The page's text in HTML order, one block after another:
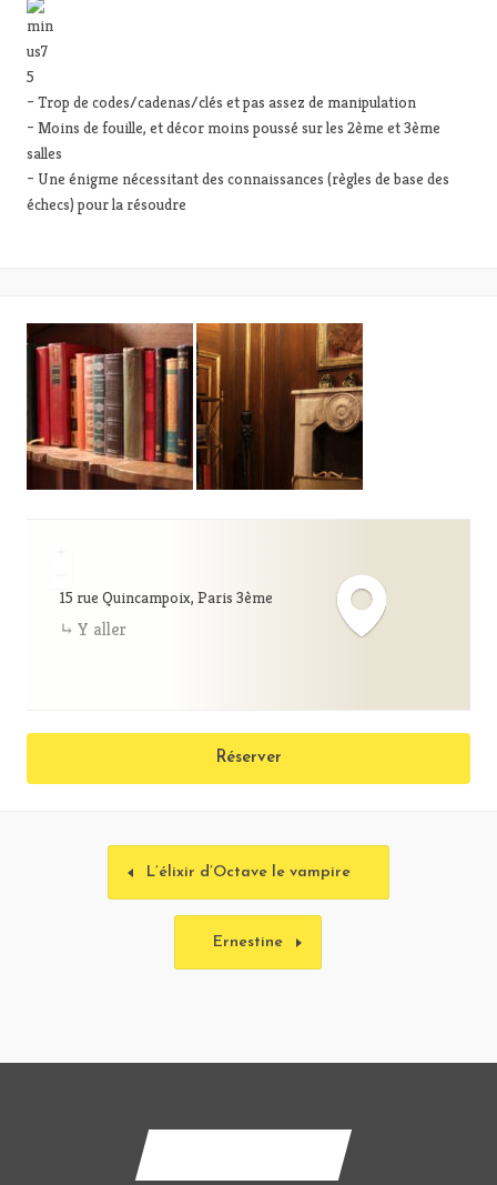
– Trop de codes/cadenas/clés et pas assez de manipulation
– Moins de fouille, et décor moins poussé sur les 2ème et 3ème
salles
– Une énigme nécessitant des connaissances (règles de base des
échecs) pour la résoudre
15 rue Quincampoix, Paris 3ème
Y aller
Réserver
L’élixir d’Octave le vampire
Ernestine